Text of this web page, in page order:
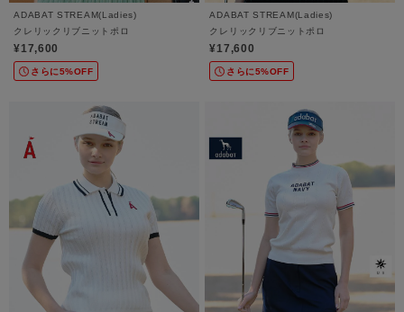
ADABAT STREAM(Ladies)
クレリックリブニットポロ
¥17,600
さらに5%OFF
ADABAT STREAM(Ladies)
クレリックリブニットポロ
¥17,600
さらに5%OFF